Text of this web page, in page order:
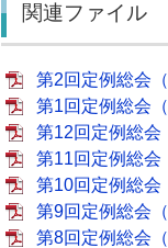
関連ファイル
第2回定例総会
第1回定例総会
第12回定例総会
第11回定例総会
第10回定例総会
第9回定例総会
第8回定例総会